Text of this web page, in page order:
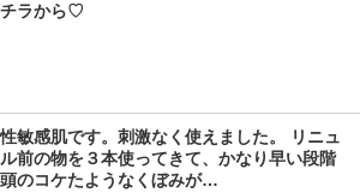
ラから♡
敏感肌です。刺激なく使えました。 リニュ
前の物を３本使ってきて、かなり早い段階
のコケたようなくぼみが…